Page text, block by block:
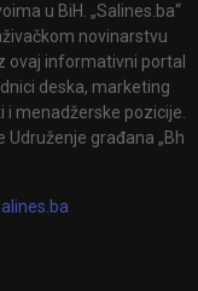
u BiH. „Salines.ba“
novinarstvu
ovaj informativni portal
deska, marketing
i menadžerske pozicije.
Udruženje građana „Bh